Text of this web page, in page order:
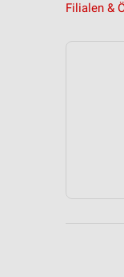
Filialen &